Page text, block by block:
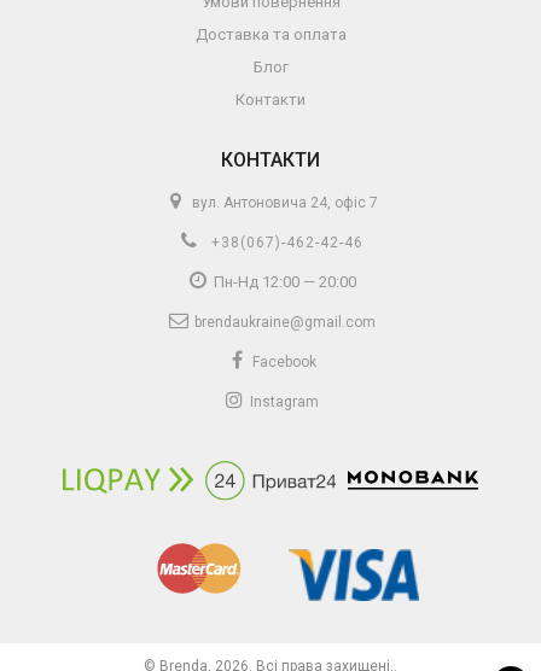
Доставка та оплата
Блог
Контакти
КОНТАКТИ
вул. Антоновича 24, офіс 7
+38(067)-462-42-46
Пн-Нд 12:00 — 20:00
brendaukraine@gmail.com
Facebook
Instagram
© Brenda, 2026. Всі права захищені..